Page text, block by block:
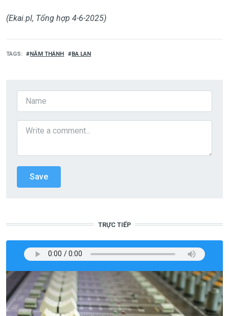
(Ekai.pl, Tổng hợp 4-6-2025)
TAGS NĂM THÁNH BA LAN
TRỰC TIẾP